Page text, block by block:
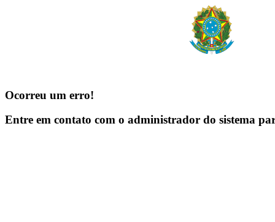
Ocorreu um erro!
Entre em contato com o administrador do sistema